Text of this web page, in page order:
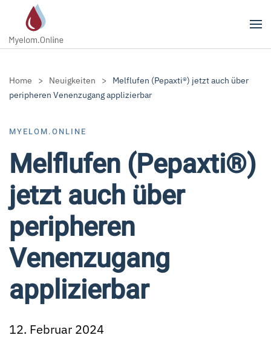
Zum Hauptinhalt springen
Home Neuigkeiten
Melflufen (Pepaxti®) jetzt auch über
peripheren Venenzugang applizierbar
MYELOM.ONLINE
Melflufen (Pepaxti®)
jetzt auch über
peripheren
Venenzugang
applizierbar
12. Februar 2024